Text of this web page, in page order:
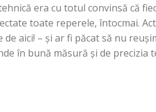
era cu totul convinsă că
toate reperele, întocmai.
aici! – şi ar fi păcat să nu
în bună măsură şi de precizia